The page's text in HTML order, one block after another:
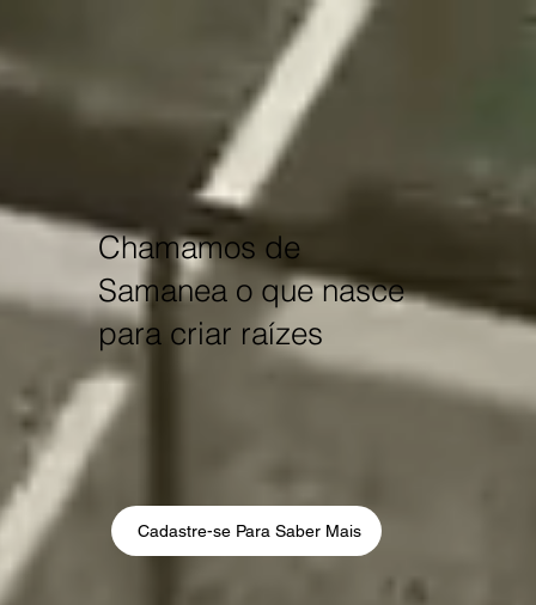
Chamamos de
Samanea o que nasce
para criar raízes
Cadastre-se Para Saber Mais